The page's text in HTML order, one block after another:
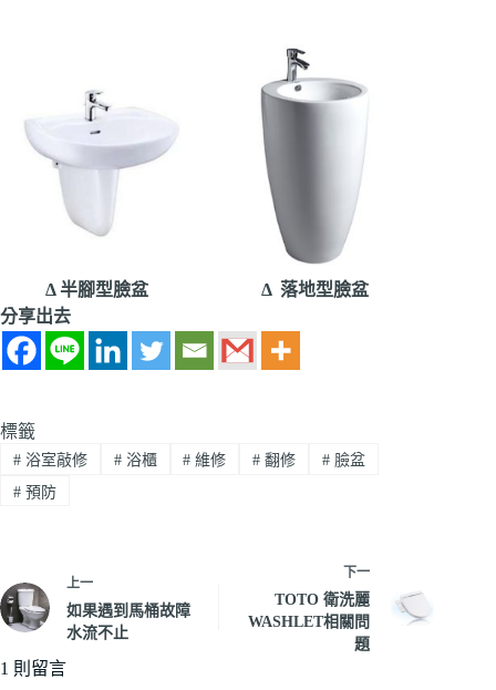
Δ 半腳型臉盆
Δ 落地型臉盆
分享出去
標籤
#浴室敲修 #浴櫃 # 維修 # 翻修 # 臉盆
#預防
上一
如果遇到馬桶故障
水流不止
下一
TOTO 衛洗麗
WASHLET相關問
題
1 則留言